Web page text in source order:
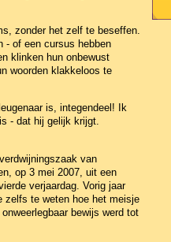
zonder het zelf te beseffen.
- of een cursus hebben
klinken hun onbewust
woorden klakkeloos te
is, integendeel! Ik
- dat hij gelijk krijgt.
van
op 3 mei 2007, uit een
verjaardag. Vorig jaar
zelfs te weten hoe het meisje
bewijs werd tot